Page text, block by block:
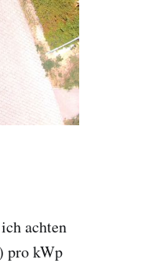
achten
pro kWp